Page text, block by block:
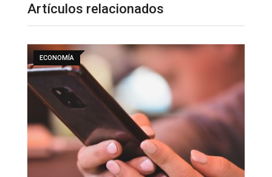
Artículos relacionados
TENDENCIAS